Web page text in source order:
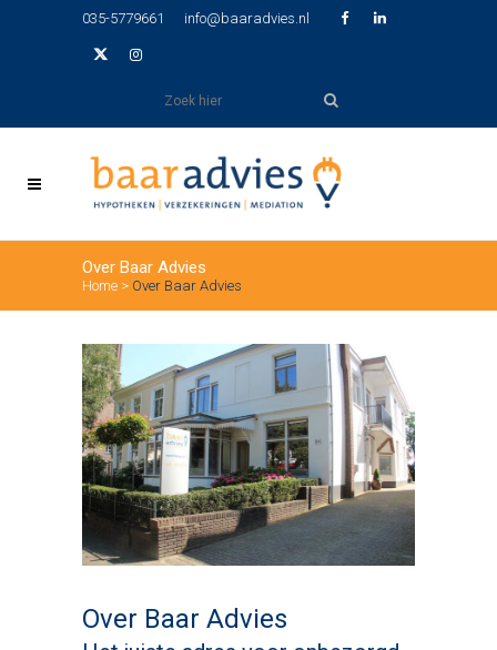
035-5779661 info@baaradvies.nl
Over Baar Advies
Home > Over Baar Advies
Over Baar Advies